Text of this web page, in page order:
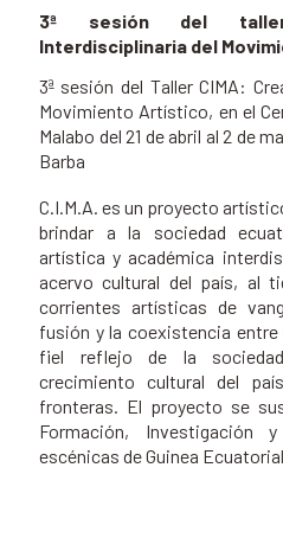
3ª sesión del taller
Interdisciplinaria del
3ª sesión del Taller CIMA:
Movimiento Artístico, en el
Malabo del 21 de abril al 2 de
Barba
C.I.M.A. es un proyecto
brindar a la sociedad
artística y académica
acervo cultural del país, al
corrientes artísticas de
fusión y la coexistencia
fiel reflejo de la
crecimiento cultural del
fronteras. El proyecto se
Formación,
escénicas de Guinea Ecuatorial.